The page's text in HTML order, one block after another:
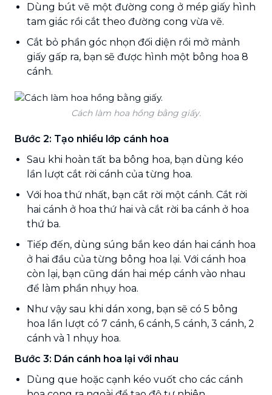
Dùng bút vẽ một đường cong ở mép giấy hình
tam giác rồi cắt theo đường cong vừa vẽ.
Cắt bỏ phần góc nhọn đối diện rồi mở mảnh
giấy gấp ra, bạn sẽ được hình một bông hoa 8
cánh.
Cách làm hoa hồng bằng giấy.
Bước 2: Tạo nhiều lớp cánh hoa
Sau khi hoàn tất ba bông hoa, bạn dùng kéo
lần lượt cắt rời cánh của từng hoa.
Với hoa thứ nhất, bạn cắt rời một cánh. Cắt rời
hai cánh ở hoa thứ hai và cắt rời ba cánh ở hoa
thứ ba.
Tiếp đến, dùng súng bắn keo dán hai cánh hoa
ở hai đầu của từng bông hoa lại. Với cánh hoa
còn lại, bạn cũng dán hai mép cánh vào nhau
để làm phần nhụy hoa.
Như vậy sau khi dán xong, bạn sẽ có 5 bông
hoa lần lượt có 7 cánh, 6 cánh, 5 cánh, 3 cánh, 2
cánh và 1 nhụy hoa.
Bước 3: Dán cánh hoa lại với nhau
Dùng que hoặc cạnh kéo vuốt cho các cánh